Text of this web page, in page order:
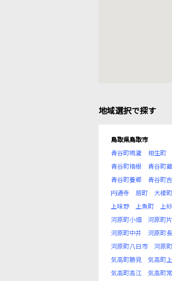
地域選択で探す
鳥取県鳥取市
青谷町鳴瀧
相生町
青谷町楠根
青谷町
青谷町養郷
青谷町
円通寺
扇町 大榎町
上味野
上魚町 上
河原町小畑
河原町
河原町中井
河原町
河原町八日市
河原
気高町勝見
気高町
気高町高江
気高町